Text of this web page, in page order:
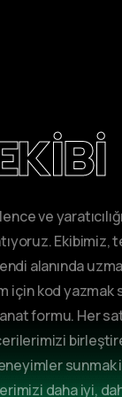
ve
alanında
için kod yazmak
formu. Her
sunmak
daha iyi,